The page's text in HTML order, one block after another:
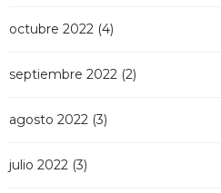
octubre 2022 (4)
septiembre 2022 (2)
agosto 2022 (3)
julio 2022 (3)